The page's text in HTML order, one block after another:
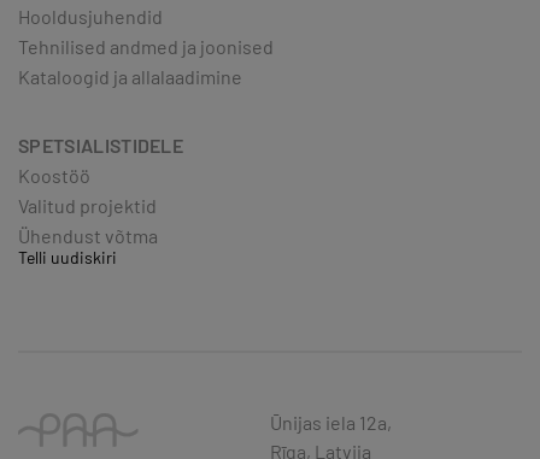
Hooldusjuhendid
Tehnilised andmed ja joonised
Kataloogid ja allalaadimine
SPETSIALISTIDELE
Koostöö
Valitud projektid
Ühendust võtma
Telli uudiskiri
Ūnijas iela 12a,
Rīga, Latvija